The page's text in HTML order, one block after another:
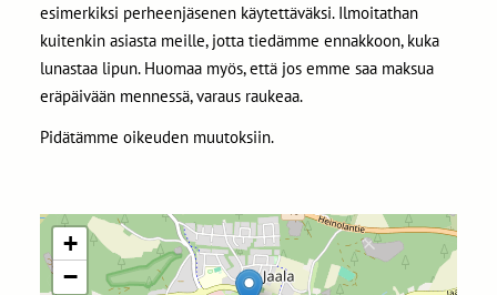
esimerkiksi perheenjäsenen käytettäväksi. Ilmoitathan
kuitenkin asiasta meille, jotta tiedämme ennakkoon, kuka
lunastaa lipun. Huomaa myös, että jos emme saa maksua
eräpäivään mennessä, varaus raukeaa.
Pidätämme oikeuden muutoksiin.
+
−